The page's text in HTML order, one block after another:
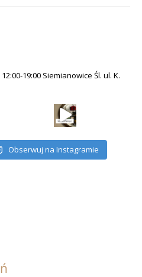
12:00-19:00 Siemianowice Śl. ul. K.
Obserwuj na Instagramie